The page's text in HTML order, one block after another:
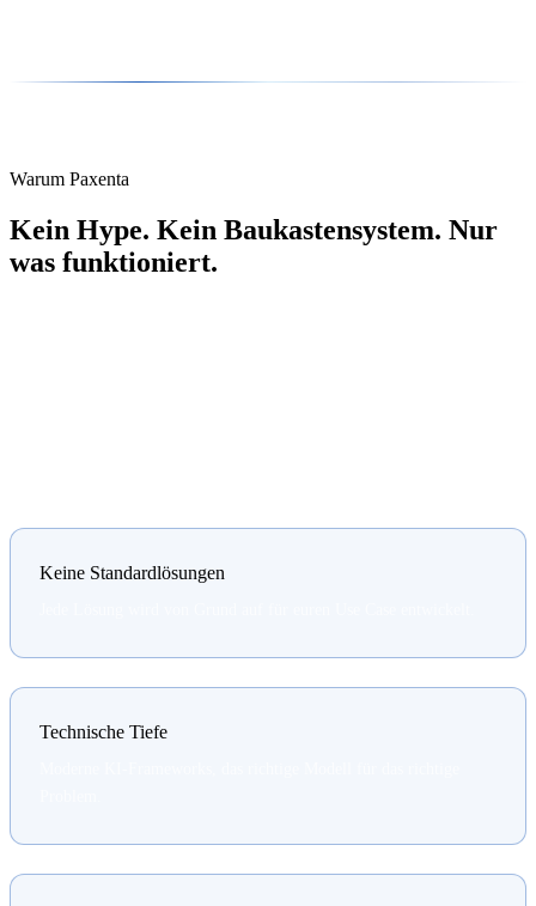
Warum Paxenta
Kein Hype. Kein Baukastensystem. Nur
was funktioniert.
Keine Standardlösungen
Technische Tiefe